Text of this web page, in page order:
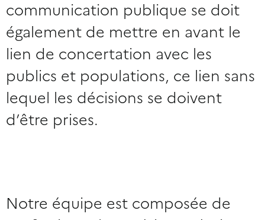
communication publique se doit
également de mettre en avant le
lien de concertation avec les
publics et populations, ce lien sans
lequel les décisions se doivent
d’être prises.
Notre équipe est composée de